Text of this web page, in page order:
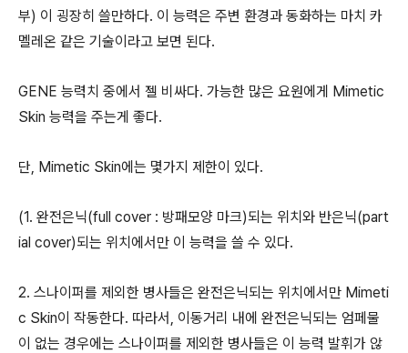
부) 이 굉장히 쓸만하다. 이 능력은 주변 환경과 동화하는 마치 카
멜레온 같은 기술이라고 보면 된다.
GENE 능력치 중에서 젤 비싸다. 가능한 많은 요원에게 Mimetic
Skin 능력을 주는게 좋다.
단, Mimetic Skin에는 몇가지 제한이 있다.
(1. 완전은닉(full cover : 방패모양 마크)되는 위치와 반은닉(part
ial cover)되는 위치에서만 이 능력을 쓸 수 있다.
2. 스나이퍼를 제외한 병사들은 완전은닉되는 위치에서만 Mimeti
c Skin이 작동한다. 따라서, 이동거리 내에 완전은닉되는 엄페물
이 없는 경우에는 스나이퍼를 제외한 병사들은 이 능력 발휘가 않